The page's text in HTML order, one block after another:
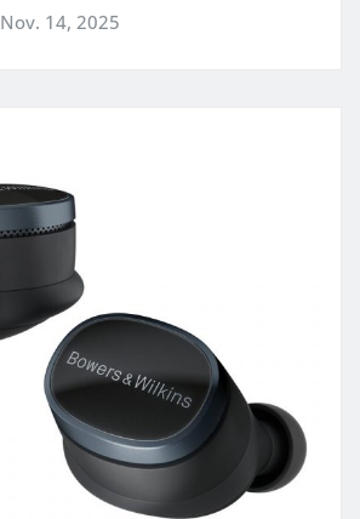
Nov. 14, 2025